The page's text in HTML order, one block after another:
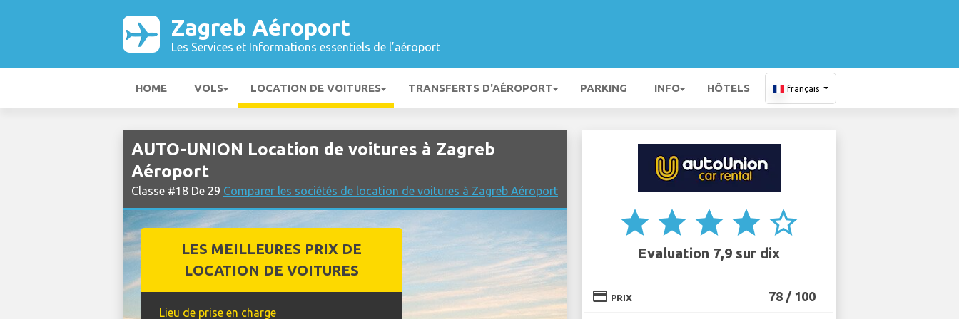
Zagreb Aéroport
Les Services et Informations essentiels de l’aéroport
HOME VOLS LOCATION DE VOITURES TRANSFERTS D'AÉROPORT PARKING INFO HÔTELS français
AUTO-UNION Location de voitures à Zagreb
Aéroport
Classe #18 De 29 Comparer les sociétés de location de voitures à Zagreb Aéroport
LES MEILLEURES PRIX DE
LOCATION DE VOITURES
Lieu de prise en charge
star star star star star_border
Evaluation 7,9 sur dix
credit_card PRIX 78 / 100